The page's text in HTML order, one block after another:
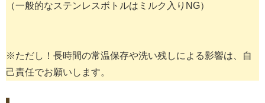
（一般的なステンレスボトルはミルク入りNG）
※ただし！長時間の常温保存や洗い残しによる影響は、自
己責任でお願いします。